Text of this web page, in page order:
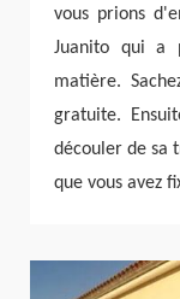
vous prions
Juanito qui a
matière.
gratuite.
découler de sa
que vous avez